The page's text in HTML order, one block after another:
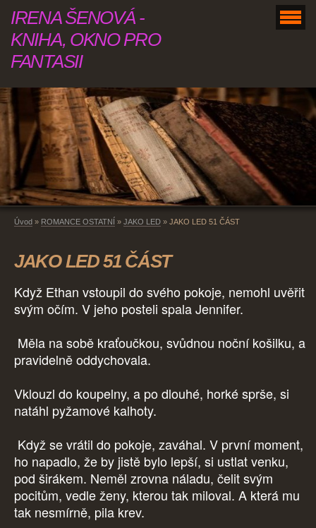
IRENA ŠENOVÁ -
KNIHA, OKNO PRO
FANTASII
Úvod » ROMANCE OSTATNÍ » JAKO LED » JAKO LED 51 ČÁST
JAKO LED 51 ČÁST
Když Ethan vstoupil do svého pokoje, nemohl uvěřit
svým očím. V jeho posteli spala Jennifer.
Měla na sobě kraťoučkou, svůdnou noční košilku, a
pravidelně oddychovala.
Vklouzl do koupelny, a po dlouhé, horké sprše, si
natáhl pyžamové kalhoty.
Když se vrátil do pokoje, zaváhal. V první moment,
ho napadlo, že by jistě bylo lepší, si ustlat venku,
pod širákem. Neměl zrovna náladu, čelit svým
pocitům, vedle ženy, kterou tak miloval. A která mu
tak nesmírně, pila krev.